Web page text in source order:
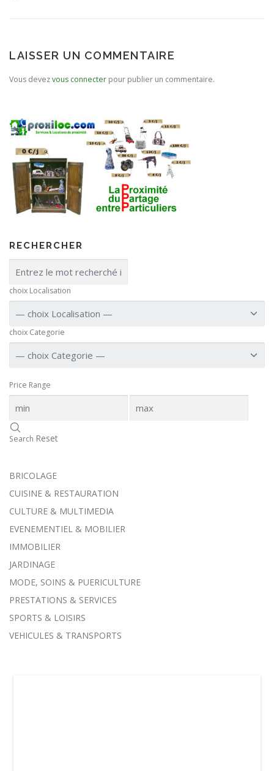
LAISSER UN COMMENTAIRE
Vous devezvous connecter pour publier un commentaire.
RECHERCHER
choix Localisation
choix Categorie
Price Range
Search Reset
BRICOLAGE
CUISINE & RESTAURATION
CULTURE & MULTIMEDIA
EVENEMENTIEL & MOBILIER
IMMOBILIER
JARDINAGE
MODE, SOINS & PUERICULTURE
PRESTATIONS & SERVICES
SPORTS & LOISIRS
VEHICULES & TRANSPORTS